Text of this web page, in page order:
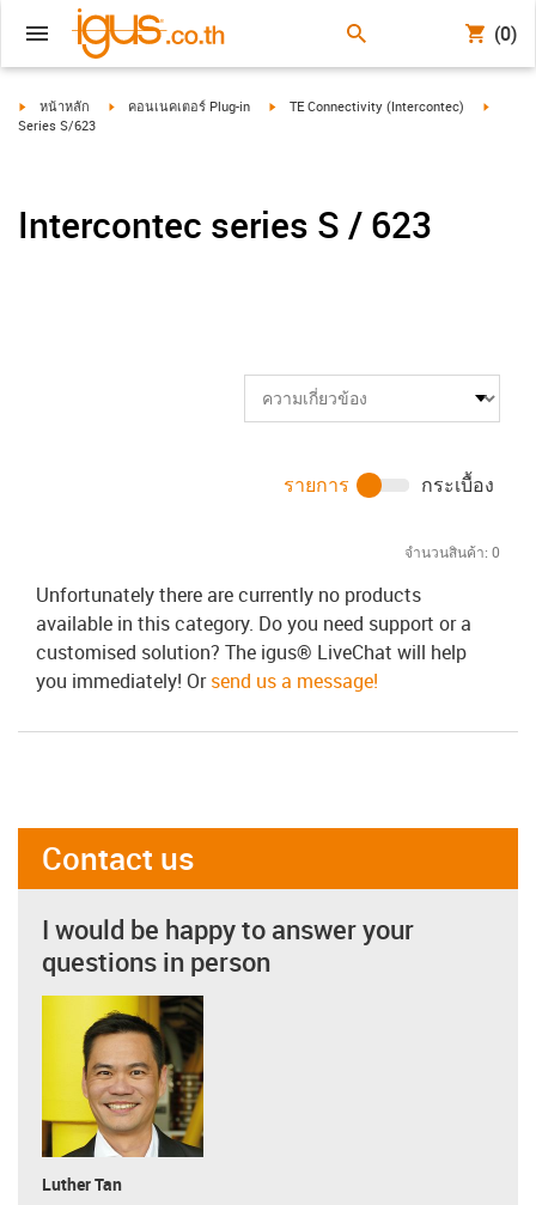
(0)
igus-icon-arrow-right
หน้าหลัก igus-icon-arrow-right
คอนเนคเตอร์ Plug-in igus-icon-arrow-right
TE Connectivity (Intercontec)
Series S/623
Intercontec series S / 623
จำนวนสินค้า: 0
รายการ กระเบื้อง
Unfortunately there are currently no products
available in this category. Do you need support or a
customised solution? The igus® LiveChat will help
you immediately! Orsend us a message!
Contact us
I would be happy to answer your
questions in person
Luther Tan